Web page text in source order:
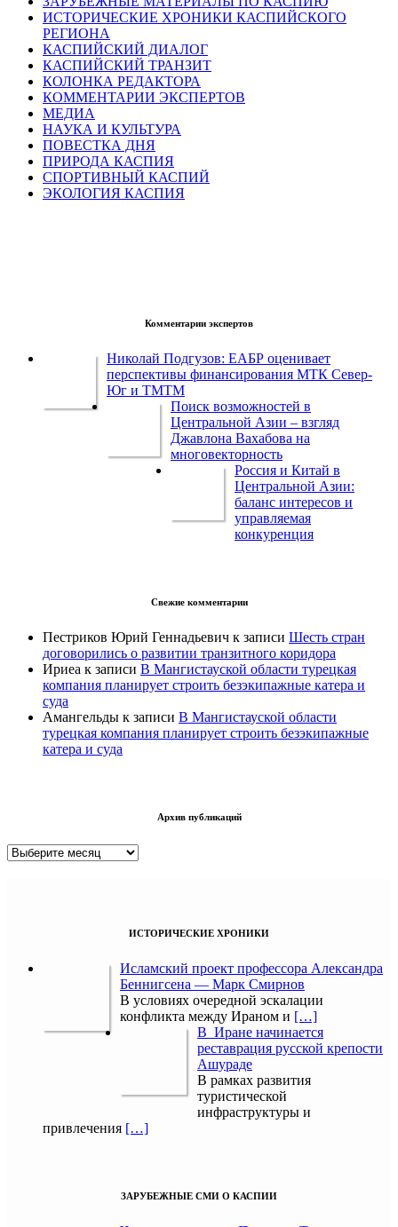
ИСТОРИЧЕСКИЕ ХРОНИКИ КАСПИЙСКОГО
РЕГИОНА
КАСПИЙСКИЙ ДИАЛОГ
КАСПИЙСКИЙ ТРАНЗИТ
КОЛОНКА РЕДАКТОРА
КОММЕНТАРИИ ЭКСПЕРТОВ
МЕДИА
НАУКА И КУЛЬТУРА
ПОВЕСТКА ДНЯ
ПРИРОДА КАСПИЯ
СПОРТИВНЫЙ КАСПИЙ
ЭКОЛОГИЯ КАСПИЯ
Комментарии экспертов
Николай Подгузов: ЕАБР оценивает
перспективы финансирования МТК Север-
Юг и ТМТМ
Поиск возможностей в
Центральной Азии – взгляд
Джавлона Вахабова на
многовекторность
Россия и Китай в
Центральной Азии:
баланс интересов и
управляемая
конкуренция
Свежие комментарии
Пестриков Юрий Геннадьевич к записи Шесть стран
договорились о развитии транзитного коридора
Ириеа к записи В Мангистауской области турецкая
компания планирует строить безэкипажные катера и
суда
Амангельды к записи В Мангистауской области
турецкая компания планирует строить безэкипажные
катера и суда
Архив публикаций
Архив
ИСТОРИЧЕСКИЕ ХРОНИКИ
Исламский проект профессора Александра
Беннигсена — Марк Смирнов
В условиях очередной эскалации
конфликта между Ираном и […]
В Иране начинается
реставрация русской крепости
Ашураде
В рамках развития
туристической
инфраструктуры и
привлечения […]
ЗАРУБЕЖНЫЕ СМИ О КАСПИИ